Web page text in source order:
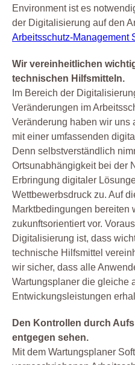
Environment ist es
der Digitalisierung auf den
Arbeitsschutz-Management
Wir vereinheitlichen
technischen Hilfsmitteln.
Im Bereich der
Veränderungen im
Veränderung haben wir uns
mit einer umfassenden
Denn selbstverständlich
Ortsunabhängigkeit bei der
Erbringung digitaler
Wettbewerbsdruck zu. Auf
Marktbedingungen bereiten
zukunftsorientiert vor.
Digitalisierung ist, dass
technische Hilfsmittel
wir sicher, dass alle
Wartungsplaner die gleiche
Entwickungsleistungen
Den Kontrollen durch
entgegen sehen.
Mit dem Wartungsplaner